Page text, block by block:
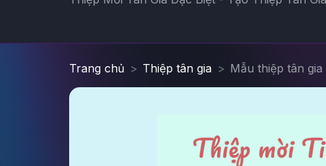
Trang chủ Thiệp tân gia Mẫu thiệp tân